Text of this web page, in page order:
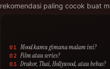
rekomendasi paling cocok buat
01 Mood kamu gimana malam ini?
02 Film atau series?
03 Drakor, Thai, Hollywood, atau bebas?